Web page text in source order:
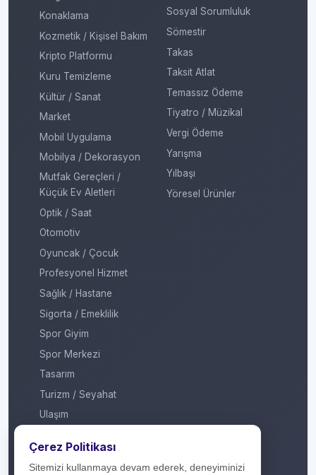
Konaklama
Kozmetik / Kişisel Bakım
Kripto Platformu
Kuru Temizleme
Kültür / Sanat
Market
Mobil Uygulama
Mobilya / Dekorasyon
Mutfak Gereçleri /
Küçük Ev Aletleri
Optik / Saat
Otomotiv
Oyuncak / Çocuk
Profesyonel Hizmet
Sağlık / Hastane
Sigorta / Emeklilik
Spor Giyim
Spor Merkezi
Tasarım
Turizm / Seyahat
Ulaşım
Sosyal Sorumluluk
Sömestir
Takas
Taksit Atlat
Temassız Ödeme
Tiyatro / Müzikal
Vergi Ödeme
Yarışma
Yılbaşı
Yöresel Ürünler
Çerez Politikası
Sitemizi kullanmaya devam ederek, deneyiminizi